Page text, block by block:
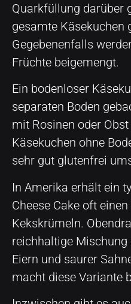
Quarkfüllung darüber
gesamte Käsekuchen
Gegebenenfalls
Früchte beigemengt.
Ein bodenloser
separaten Boden
mit Rosinen oder
Käsekuchen ohne
sehr gut glutenfrei
In Amerika erhält ein
Cheese Cake oft
Kekskrümeln.
reichhaltige Mischung
Eiern und saurer
macht diese Variante